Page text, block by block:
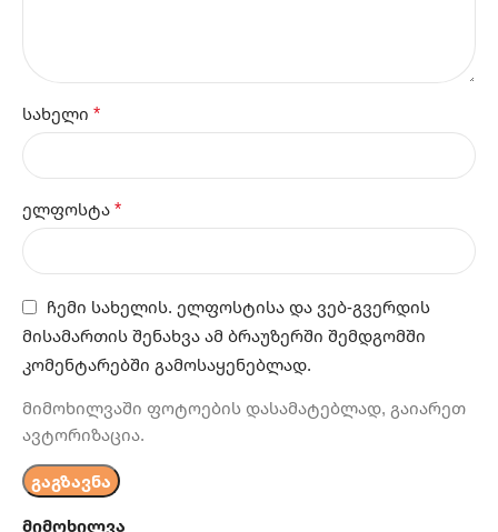
მიმოხილვა
სახელი *
ელფოსტა *
ჩემი სახელის. ელფოსტისა და ვებ-გვერდის
მისამართის შენახვა ამ ბრაუზერში შემდგომში
კომენტარებში გამოსაყენებლად.
მიმოხილვაში ფოტოების დასამატებლად, გაიარეთ
ავტორიზაცია.